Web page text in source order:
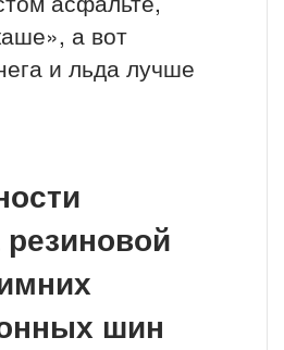
а вот
и льда лучше
резиновой
шин